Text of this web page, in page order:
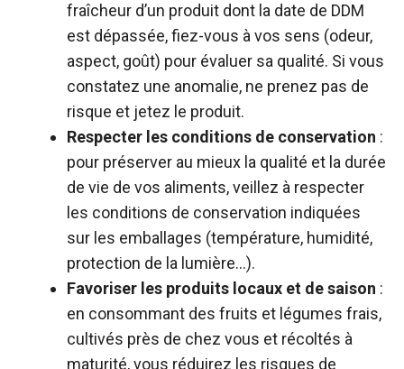
fraîcheur d’un produit dont la date de DDM
est dépassée, fiez-vous à vos sens (odeur,
aspect, goût) pour évaluer sa qualité. Si vous
constatez une anomalie, ne prenez pas de
risque et jetez le produit.
Respecter les conditions de conservation :
pour préserver au mieux la qualité et la durée
de vie de vos aliments, veillez à respecter
les conditions de conservation indiquées
sur les emballages (température, humidité,
protection de la lumière…).
Favoriser les produits locaux et de saison :
en consommant des fruits et légumes frais,
cultivés près de chez vous et récoltés à
maturité, vous réduirez les risques de